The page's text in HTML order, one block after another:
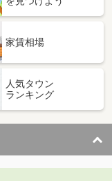
家賃相場
人気タウン
ランキング